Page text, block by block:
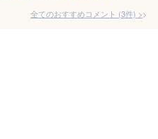
全てのおすすめコメント (3件) >